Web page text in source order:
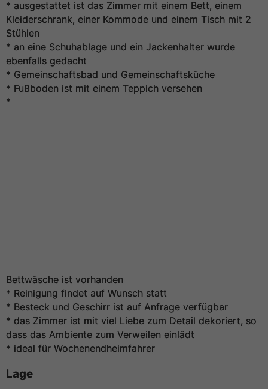
* ausgestattet ist das Zimmer mit einem Bett, einem
Kleiderschrank, einer Kommode und einem Tisch mit 2
Stühlen
* an eine Schuhablage und ein Jackenhalter wurde
ebenfalls gedacht
* Gemeinschaftsbad und Gemeinschaftsküche
* Fußboden ist mit einem Teppich versehen
*
Bettwäsche ist vorhanden
* Reinigung findet auf Wunsch statt
* Besteck und Geschirr ist auf Anfrage verfügbar
* das Zimmer ist mit viel Liebe zum Detail dekoriert, so
dass das Ambiente zum Verweilen einlädt
* ideal für Wochenendheimfahrer
Lage